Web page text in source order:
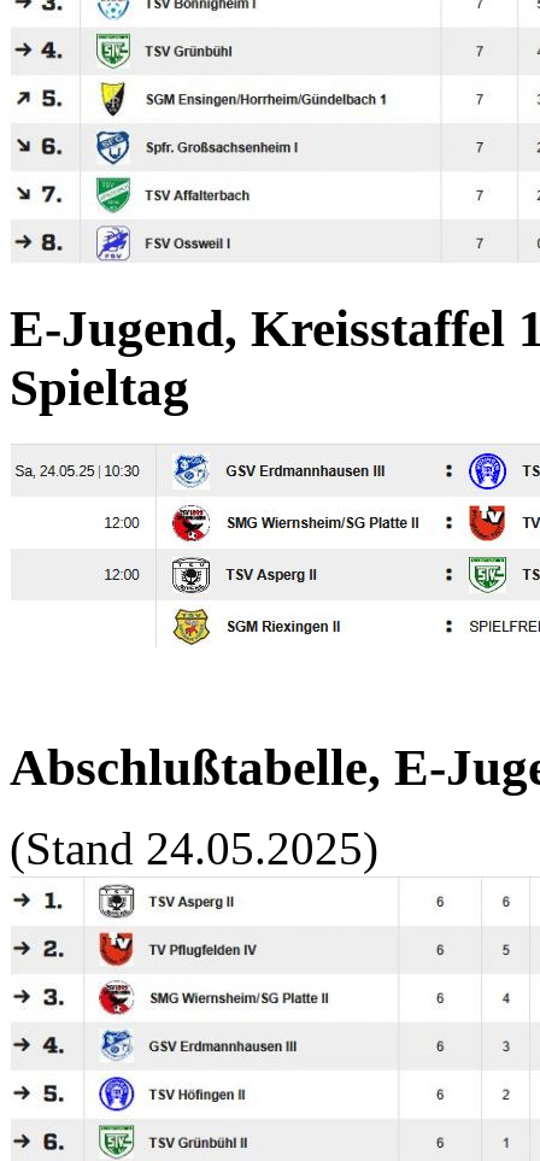
E-Jugend, Kreisstaffel
Spieltag
Abschlußtabelle, E-
(Stand 24.05.2025)